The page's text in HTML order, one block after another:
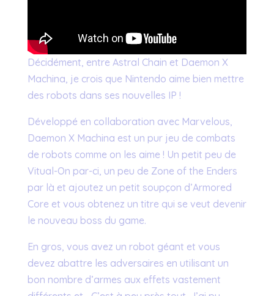
Décidément, entre Astral Chain et Daemon X
Machina, je crois que Nintendo aime bien mettre
des robots dans ses nouvelles IP !
Développé en collaboration avec Marvelous,
Daemon X Machina est un pur jeu de combats
de robots comme on les aime ! Un petit peu de
Vitual-On par-ci, un peu de Zone of the Enders
par là et ajoutez un petit soupçon d’Armored
Core et vous obtenez un titre qui se veut devenir
le nouveau boss du game.
En gros, vous avez un robot géant et vous
devez abattre les adversaires en utilisant un
bon nombre d’armes aux effets vastement